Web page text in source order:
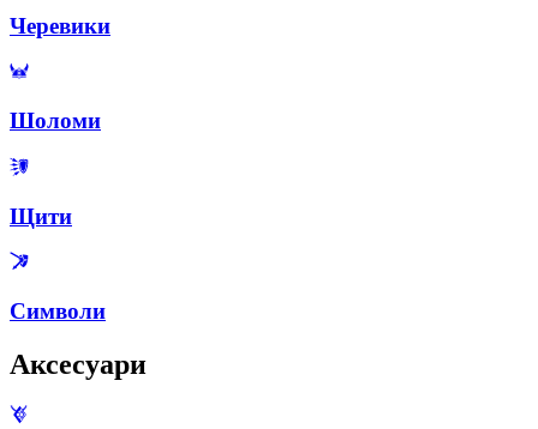
Черевики
Шоломи
Щити
Символи
Аксесуари